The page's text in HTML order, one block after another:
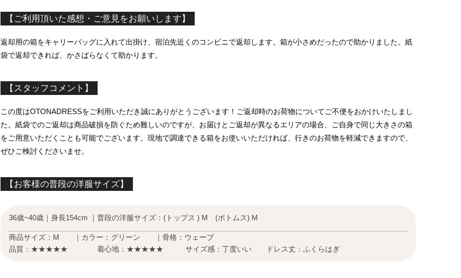
【ご利用頂いた感想・ご意見をお願いします】
返却用の箱をキャリーバッグに入れて出掛け、宿泊先近くのコンビニで返却します。箱が小さめだったので助かりました。紙
袋で返却できれば、かさばらなくて助かります。
【スタッフコメント】
この度はOTONADRESSをご利用いただき誠にありがとうございます！ご返却時のお荷物についてご不便をおかけいたしまし
た。紙袋でのご返却は商品破損を防ぐため難しいのですが、お届けとご返却が異なるエリアの場合、ご自身で同じ大きさの箱
をご用意いただくことも可能でございます。現地で調達できる箱をお使いいただければ、行きのお荷物を軽減できますので、
ぜひご検討くださいませ。
【お客様の普段の洋服サイズ】
36歳~40歳｜身長154cm ｜普段の洋服サイズ：(トップス ) M (ボトムス) M
商品サイズ：M ｜カラー：グリーン ｜骨格：ウェーブ
品質：★★★★★ 着心地：★★★★★サイズ感：丁度いい ドレス丈：ふくらはぎ